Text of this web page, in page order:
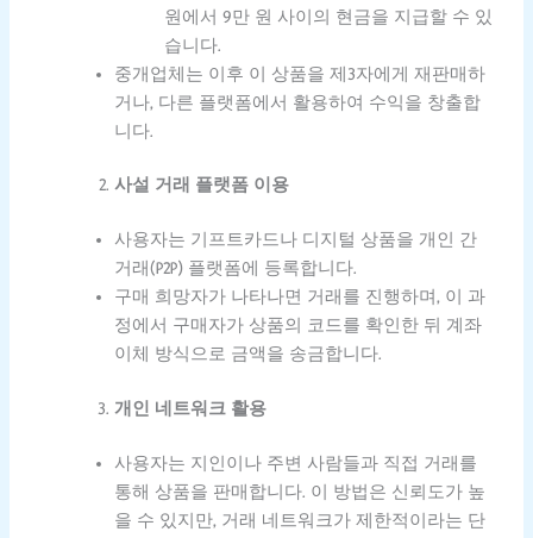
원에서 9만 원 사이의 현금을 지급할 수 있
습니다.
중개업체는 이후 이 상품을 제3자에게 재판매하
거나, 다른 플랫폼에서 활용하여 수익을 창출합
니다.
사설 거래 플랫폼 이용
사용자는 기프트카드나 디지털 상품을 개인 간
거래(P2P) 플랫폼에 등록합니다.
구매 희망자가 나타나면 거래를 진행하며, 이 과
정에서 구매자가 상품의 코드를 확인한 뒤 계좌
이체 방식으로 금액을 송금합니다.
개인 네트워크 활용
사용자는 지인이나 주변 사람들과 직접 거래를
통해 상품을 판매합니다. 이 방법은 신뢰도가 높
을 수 있지만, 거래 네트워크가 제한적이라는 단